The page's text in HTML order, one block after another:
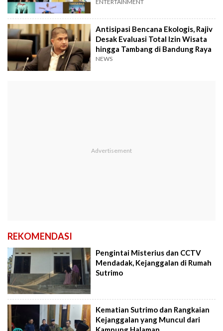
ENTERTAINMENT
Antisipasi Bencana Ekologis, Rajiv
Desak Evaluasi Total Izin Wisata
hingga Tambang di Bandung Raya
NEWS
REKOMENDASI
Pengintai Misterius dan CCTV
Mendadak, Kejanggalan di Rumah
Sutrimo
Kematian Sutrimo dan Rangkaian
Kejanggalan yang Muncul dari